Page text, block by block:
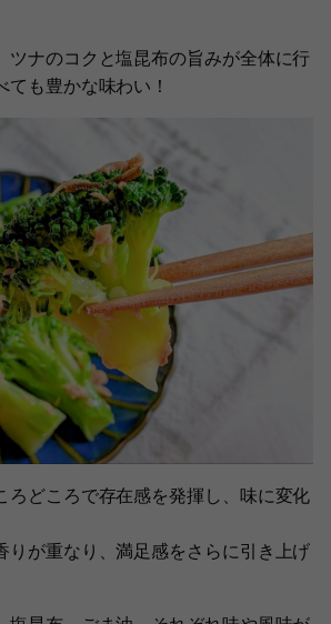
ツナのコクと塩昆布の旨みが全体に行
ても豊かな味わい！
ろどころで存在感を発揮し、味に変化
りが重なり、満足感をさらに引き上げ